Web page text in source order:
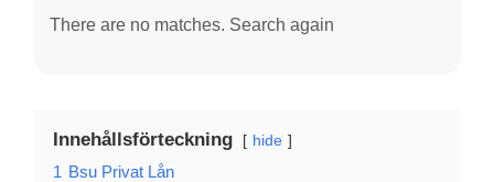
There are no matches. Search again
Innehållsförteckning hide
1 Bsu Privat Lån